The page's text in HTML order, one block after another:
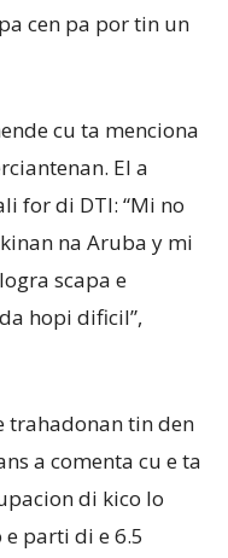
cen pa por tin un
cu ta menciona
El a
for di DTI: “Mi no
na Aruba y mi
scapa e
hopi dificil”,
trahadonan tin den
a comenta cu e ta
di kico lo
parti di e 6.5